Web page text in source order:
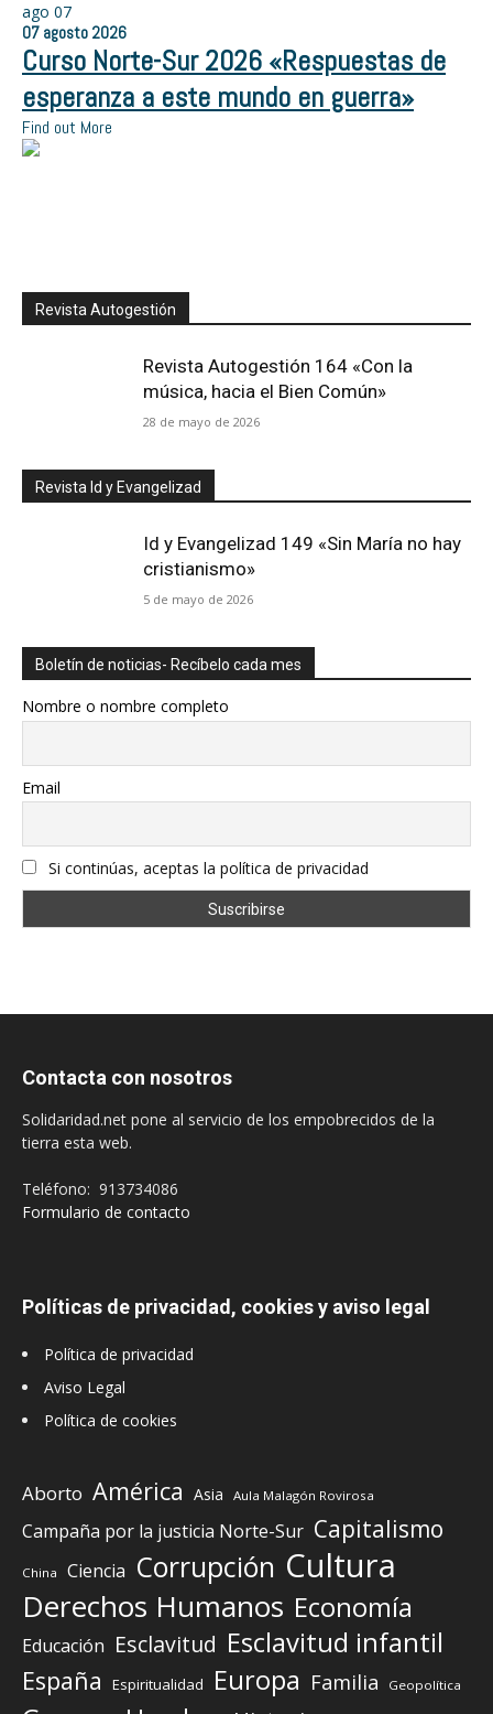
ago 07
07 agosto 2026
Curso Norte-Sur 2026 «Respuestas de
esperanza a este mundo en guerra»
Find out More
Revista Autogestión
Revista Autogestión 164 «Con la
música, hacia el Bien Común»
28 de mayo de 2026
Revista Id y Evangelizad
Id y Evangelizad 149 «Sin María no hay
cristianismo»
5 de mayo de 2026
Boletín de noticias- Recíbelo cada mes
Nombre o nombre completo
Email
Si continúas, aceptas la política de privacidad
Contacta con nosotros
Solidaridad.net pone al servicio de los empobrecidos de la
tierra esta web.
Teléfono: 913734086
Formulario de contacto
Políticas de privacidad, cookies y aviso legal
Política de privacidad
Aviso Legal
Política de cookies
Aborto América Asia Aula Malagón Rovirosa
Campaña por la justicia Norte-Sur Capitalismo
China Ciencia Corrupción Cultura
Derechos Humanos Economía
Educación Esclavitud Esclavitud infantil
España Espiritualidad Europa Familia Geopolítica